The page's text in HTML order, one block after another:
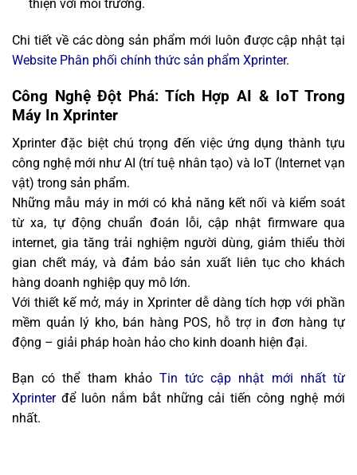
thiện với môi trường.
Chi tiết về các dòng sản phẩm mới luôn được cập nhật tại
Website Phân phối chính thức sản phẩm Xprinter.
Công Nghệ Đột Phá: Tích Hợp AI & IoT Trong
Máy In Xprinter
Xprinter đặc biệt chú trọng đến việc ứng dụng thành tựu
công nghệ mới như AI (trí tuệ nhân tạo) và IoT (Internet vạn
vật) trong sản phẩm.
Những mẫu máy in mới có khả năng kết nối và kiểm soát
từ xa, tự động chuẩn đoán lỗi, cập nhật firmware qua
internet, gia tăng trải nghiệm người dùng, giảm thiểu thời
gian chết máy, và đảm bảo sản xuất liên tục cho khách
hàng doanh nghiệp quy mô lớn.
Với thiết kế mở, máy in Xprinter dễ dàng tích hợp với phần
mềm quản lý kho, bán hàng POS, hỗ trợ in đơn hàng tự
động – giải pháp hoàn hảo cho kinh doanh hiện đại.
Bạn có thể tham khảo Tin tức cập nhật mới nhất từ
Xprinterđể luôn nắm bắt những cải tiến công nghệ mới
nhất.